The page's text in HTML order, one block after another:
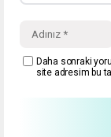
Daha sonraki
site adresim bu